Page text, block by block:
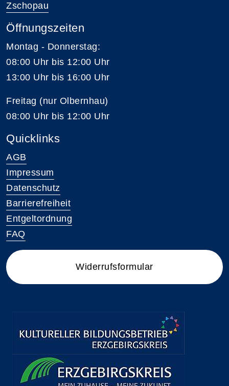
Zschopau
Öffnungszeiten
Montag - Donnerstag:
08:00 Uhr bis 12:00 Uhr
13:00 Uhr bis 16:00 Uhr
Freitag (nur Olbernhau)
08:00 Uhr bis 12:00 Uhr
Quicklinks
AGB
Impressum
Datenschutz
Barrierefreiheit
Entgeltordnung
FAQ
Widerrufsformular